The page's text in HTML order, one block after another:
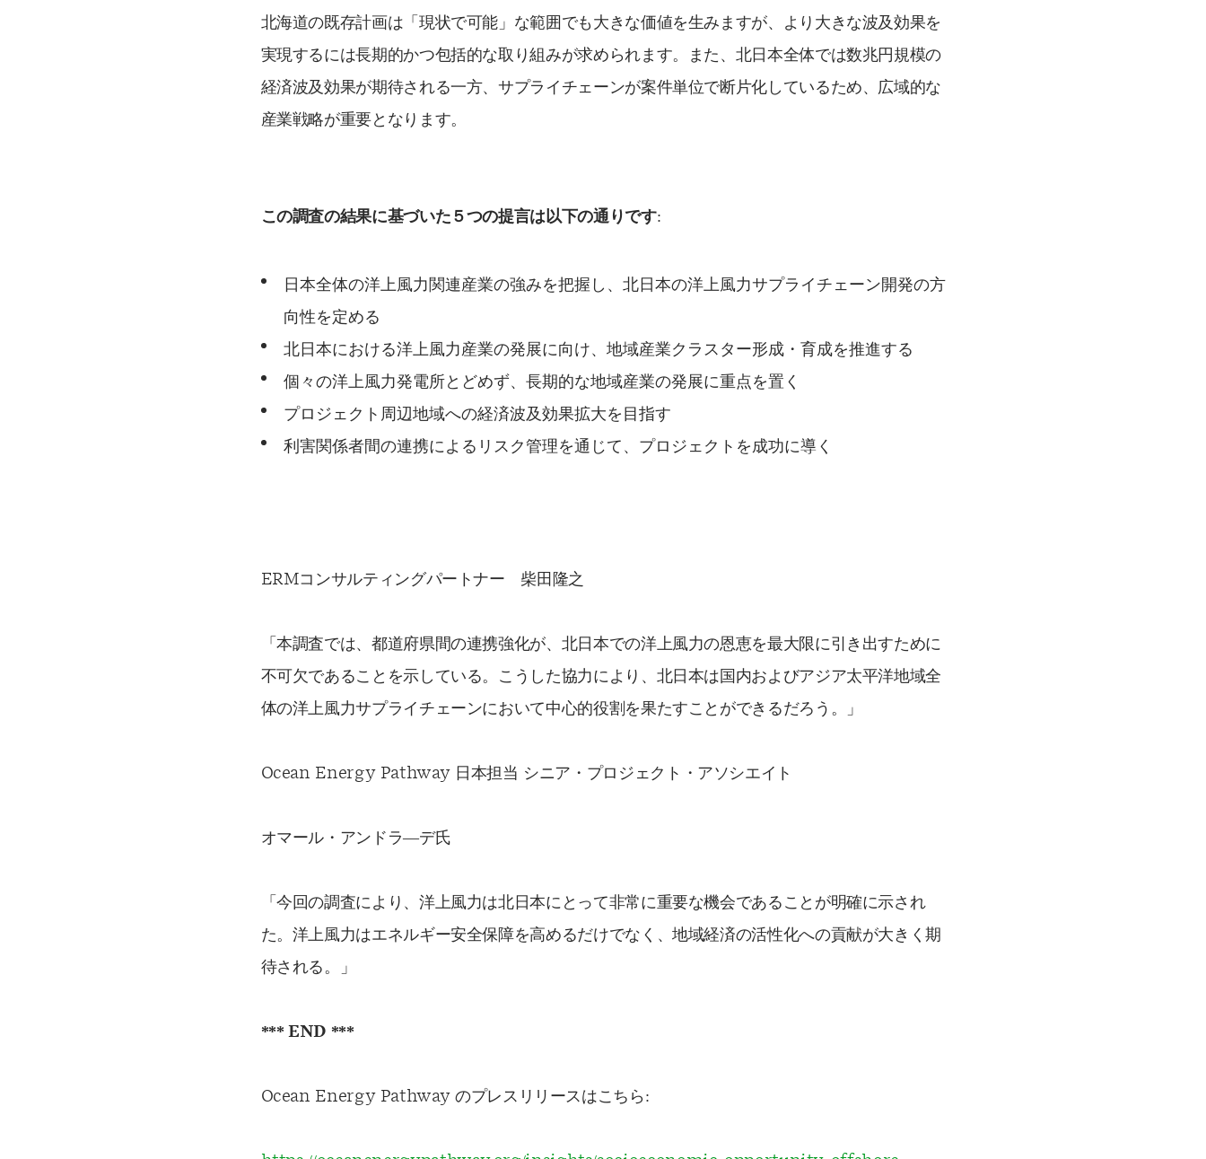
北海道の既存計画は「現状で可能」な範囲でも大きな価値を生みますが、より大きな波及効果を
実現するには長期的かつ包括的な取り組みが求められます。また、北日本全体では数兆円規模の
経済波及効果が期待される一方、サプライチェーンが案件単位で断片化しているため、広域的な
産業戦略が重要となります。
この調査の結果に基づいた５つの提言は以下の通りです:
日本全体の洋上風力関連産業の強みを把握し、北日本の洋上風力サプライチェーン開発の方
向性を定める
北日本における洋上風力産業の発展に向け、地域産業クラスター形成・育成を推進する
個々の洋上風力発電所とどめず、長期的な地域産業の発展に重点を置く
プロジェクト周辺地域への経済波及効果拡大を目指す
利害関係者間の連携によるリスク管理を通じて、プロジェクトを成功に導く
ERMコンサルティングパートナー 柴田隆之
「本調査では、都道府県間の連携強化が、北日本での洋上風力の恩恵を最大限に引き出すために
不可欠であることを示している。こうした協力により、北日本は国内およびアジア太平洋地域全
体の洋上風力サプライチェーンにおいて中心的役割を果たすことができるだろう。」
Ocean Energy Pathway 日本担当 シニア・プロジェクト・アソシエイト
オマール・アンドラ―デ氏
「今回の調査により、洋上風力は北日本にとって非常に重要な機会であることが明確に示され
た。洋上風力はエネルギー安全保障を高めるだけでなく、地域経済の活性化への貢献が大きく期
待される。」
*** END ***
Ocean Energy Pathway のプレスリリースはこちら: